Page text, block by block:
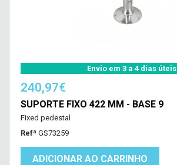
Envio em 3 a 4 dias úteis
240,97€
SUPORTE FIXO 422 MM - BASE 9
Fixed pedestal
Refª GS73259
ADICIONAR AO CARRINHO